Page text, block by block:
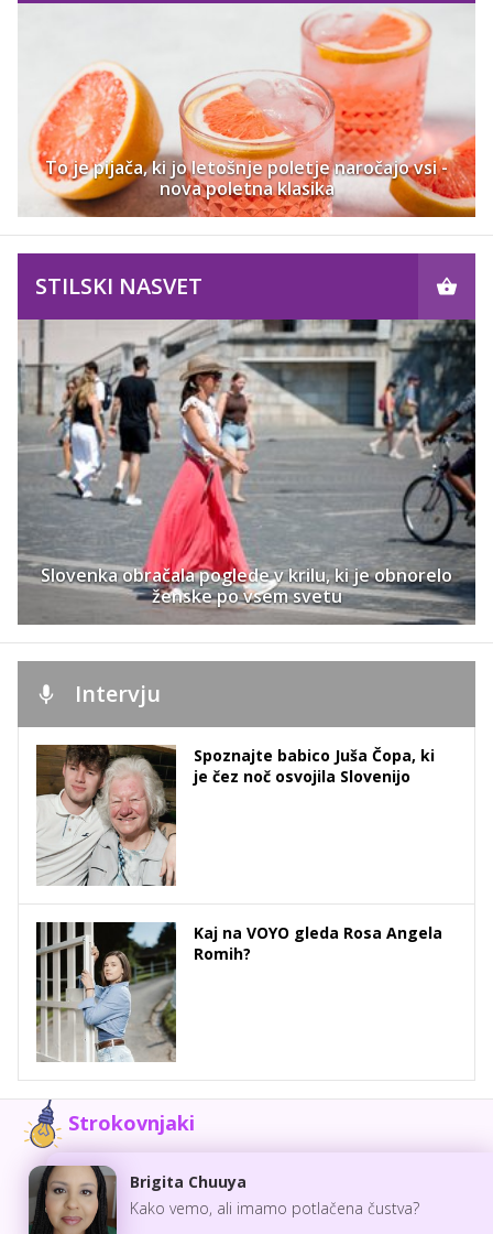
To je pijača, ki jo letošnje poletje naročajo vsi -
nova poletna klasika
STILSKI NASVET
Slovenka obračala poglede v krilu, ki je obnorelo
ženske po vsem svetu
Intervju
Spoznajte babico Juša Čopa, ki
je čez noč osvojila Slovenijo
Kaj na VOYO gleda Rosa Angela
Romih?
Strokovnjaki
Brigita Chuuya
Kako vemo, ali imamo potlačena čustva?